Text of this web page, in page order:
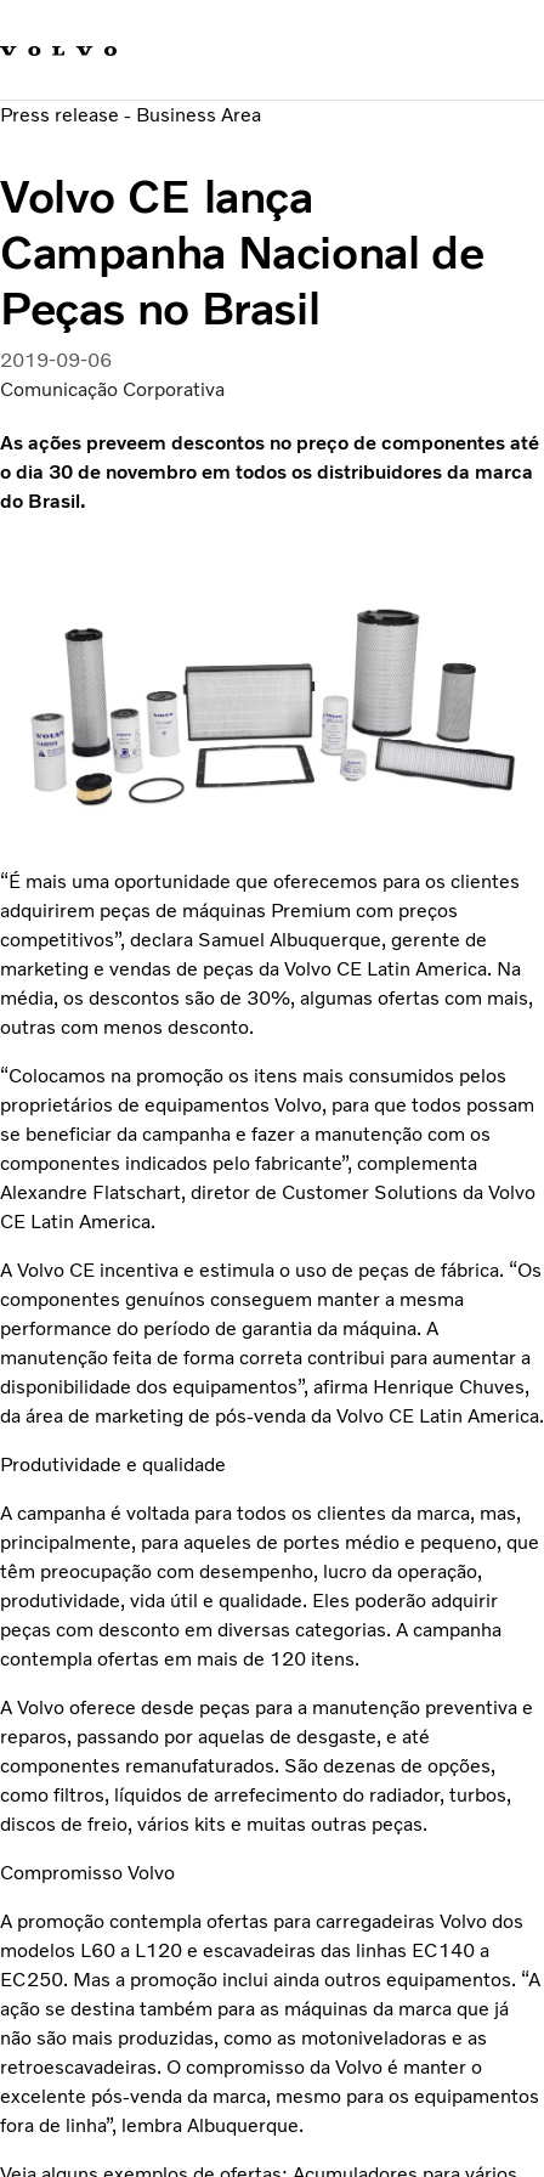
Carreira
Sustentabilidade e Segurança
Press release - Business Area
Volvo CE lança
Campanha Nacional de
Peças no Brasil
2019-09-06
Comunicação Corporativa
As ações preveem descontos no preço de componentes até
o dia 30 de novembro em todos os distribuidores da marca
do Brasil.
“É mais uma oportunidade que oferecemos para os clientes
adquirirem peças de máquinas Premium com preços
competitivos”, declara Samuel Albuquerque, gerente de
marketing e vendas de peças da Volvo CE Latin America. Na
média, os descontos são de 30%, algumas ofertas com mais,
outras com menos desconto.
“Colocamos na promoção os itens mais consumidos pelos
proprietários de equipamentos Volvo, para que todos possam
se beneficiar da campanha e fazer a manutenção com os
componentes indicados pelo fabricante”, complementa
Alexandre Flatschart, diretor de Customer Solutions da Volvo
CE Latin America.
A Volvo CE incentiva e estimula o uso de peças de fábrica. “Os
componentes genuínos conseguem manter a mesma
performance do período de garantia da máquina. A
manutenção feita de forma correta contribui para aumentar a
disponibilidade dos equipamentos”, afirma Henrique Chuves,
da área de marketing de pós-venda da Volvo CE Latin America.
Produtividade e qualidade
A campanha é voltada para todos os clientes da marca, mas,
principalmente, para aqueles de portes médio e pequeno, que
têm preocupação com desempenho, lucro da operação,
produtividade, vida útil e qualidade. Eles poderão adquirir
peças com desconto em diversas categorias. A campanha
contempla ofertas em mais de 120 itens.
A Volvo oferece desde peças para a manutenção preventiva e
reparos, passando por aquelas de desgaste, e até
componentes remanufaturados. São dezenas de opções,
como filtros, líquidos de arrefecimento do radiador, turbos,
discos de freio, vários kits e muitas outras peças.
Compromisso Volvo
A promoção contempla ofertas para carregadeiras Volvo dos
modelos L60 a L120 e escavadeiras das linhas EC140 a
EC250. Mas a promoção inclui ainda outros equipamentos. “A
ação se destina também para as máquinas da marca que já
não são mais produzidas, como as motoniveladoras e as
retroescavadeiras. O compromisso da Volvo é manter o
excelente pós-venda da marca, mesmo para os equipamentos
fora de linha”, lembra Albuquerque.